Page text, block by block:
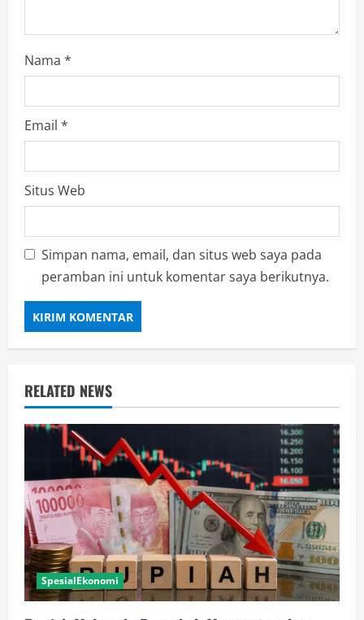
Nama *
Email *
Situs Web
Simpan nama, email, dan situs web saya pada
peramban ini untuk komentar saya berikutnya.
RELATED NEWS
SpesialEkonomi